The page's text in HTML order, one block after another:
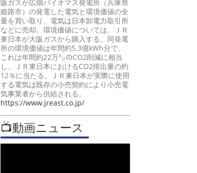
阪ガスが広畑バイオマス発電所（兵庫県
姫路市）の発電した電気と環境価値の全
量を買い取り、電気は日本卸電力取引所
などに売却。環境価値については、ＪＲ
東日本が大阪ガスから購入する。同発電
所の環境価値は年間約5.3億kWh分で、
これは年間約22万㌧のCO2削減に相当
し、ＪＲ東日本におけるCO2排出量の約
12％に当たる。ＪＲ東日本が実際に使用
する電気は既存の小売契約により小売電
気事業者から供給される。
https://www.jreast.co.jp/
📺動画ニュース